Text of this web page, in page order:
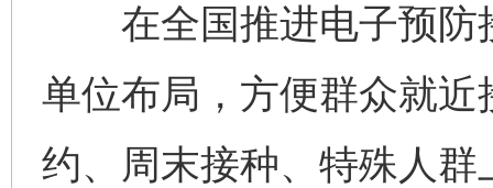
在全国推进电子预防
单位布局，方便群众就
约、周末接种、特殊人